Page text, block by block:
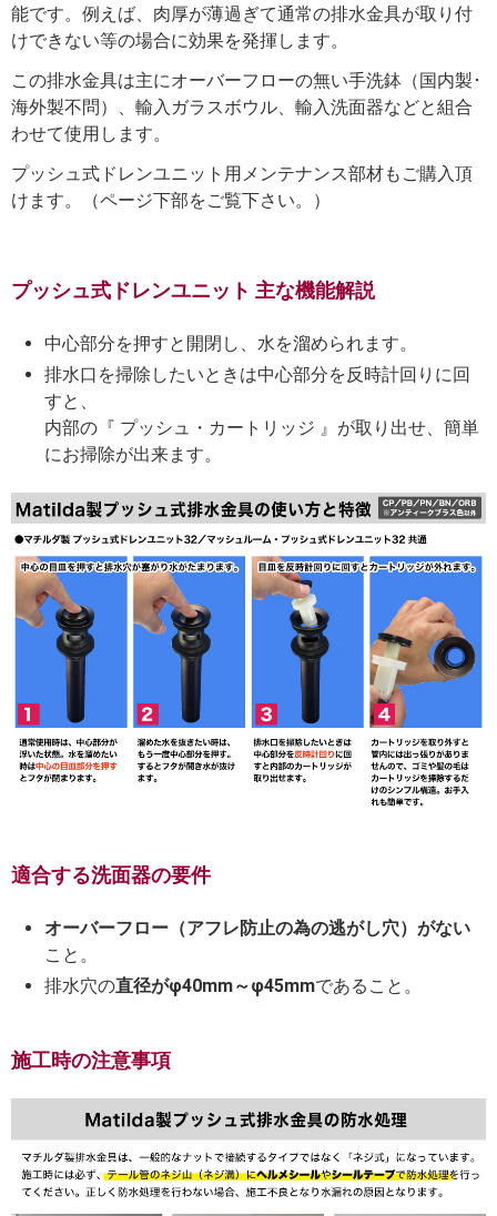
能です。例えば、肉厚が薄過ぎて通常の排水金具が取り付
けできない等の場合に効果を発揮します。
この排水金具は主にオーバーフローの無い手洗鉢（国内製･
海外製不問）、輸入ガラスボウル、輸入洗面器などと組合
わせて使用します。
プッシュ式ドレンユニット用メンテナンス部材もご購入頂
けます。（ページ下部をご覧下さい。）
プッシュ式ドレンユニット 主な機能解説
中心部分を押すと開閉し、水を溜められます。
排水口を掃除したいときは中心部分を反時計回りに回
すと、
内部の『 プッシュ・カートリッジ 』が取り出せ、簡単
にお掃除が出来ます。
適合する洗面器の要件
オーバーフロー（アフレ防止の為の逃がし穴）がない
こと。
排水穴の直径がφ40mm～φ45mmであること。
施工時の注意事項